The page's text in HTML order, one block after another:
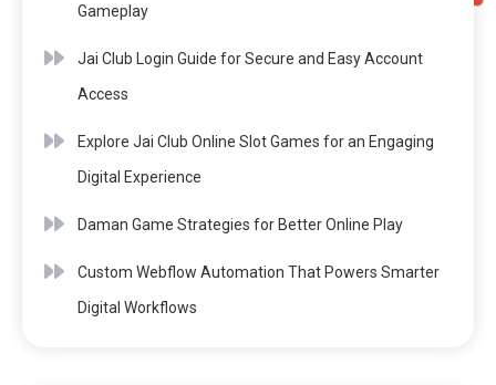
Gameplay
Jai Club Login Guide for Secure and Easy Account
Access
Explore Jai Club Online Slot Games for an Engaging
Digital Experience
Daman Game Strategies for Better Online Play
Custom Webflow Automation That Powers Smarter
Digital Workflows